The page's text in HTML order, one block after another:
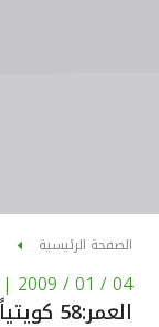
الصفحة الرئيسية
04 / 01 / 2009
|
العمر:58 كويتياً ينضمون اليوم إلى "بيتك"